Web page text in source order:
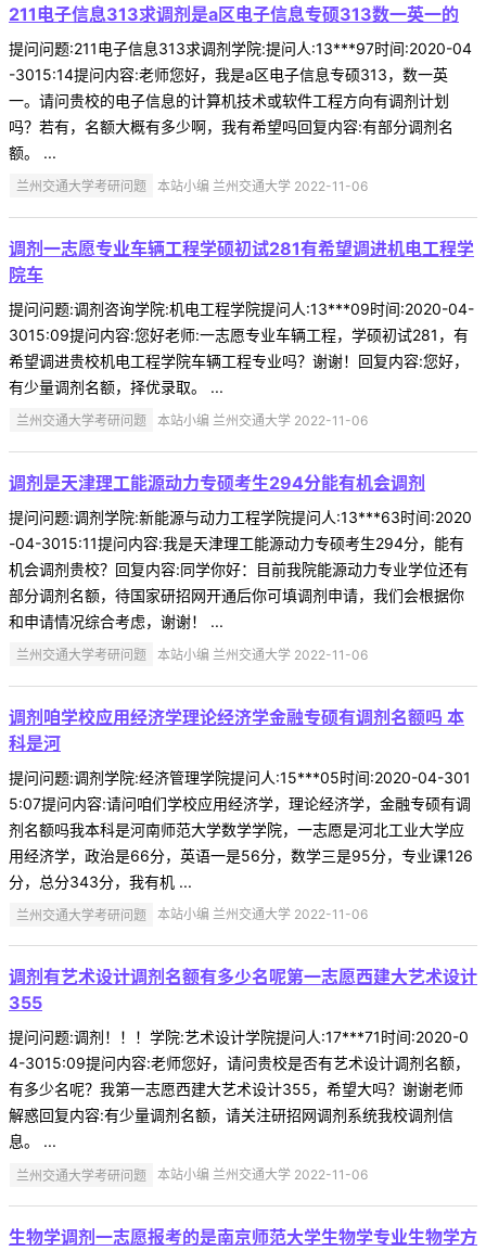
211电子信息313求调剂是a区电子信息专硕313数一英一的
提问问题:211电子信息313求调剂学院:提问人:13***97时间:2020-04
-3015:14提问内容:老师您好，我是a区电子信息专硕313，数一英
一。请问贵校的电子信息的计算机技术或软件工程方向有调剂计划
吗？若有，名额大概有多少啊，我有希望吗回复内容:有部分调剂名
额。 ...
兰州交通大学考研问题 本站小编 兰州交通大学 2022-11-06
调剂一志愿专业车辆工程学硕初试281有希望调进机电工程学
院车
提问问题:调剂咨询学院:机电工程学院提问人:13***09时间:2020-04-
3015:09提问内容:您好老师:一志愿专业车辆工程，学硕初试281，有
希望调进贵校机电工程学院车辆工程专业吗？谢谢！回复内容:您好，
有少量调剂名额，择优录取。 ...
兰州交通大学考研问题 本站小编 兰州交通大学 2022-11-06
调剂是天津理工能源动力专硕考生294分能有机会调剂
提问问题:调剂学院:新能源与动力工程学院提问人:13***63时间:2020
-04-3015:11提问内容:我是天津理工能源动力专硕考生294分，能有
机会调剂贵校？回复内容:同学你好：目前我院能源动力专业学位还有
部分调剂名额，待国家研招网开通后你可填调剂申请，我们会根据你
和申请情况综合考虑，谢谢！ ...
兰州交通大学考研问题 本站小编 兰州交通大学 2022-11-06
调剂咱学校应用经济学理论经济学金融专硕有调剂名额吗 本
科是河
提问问题:调剂学院:经济管理学院提问人:15***05时间:2020-04-301
5:07提问内容:请问咱们学校应用经济学，理论经济学，金融专硕有调
剂名额吗我本科是河南师范大学数学学院，一志愿是河北工业大学应
用经济学，政治是66分，英语一是56分，数学三是95分，专业课126
分，总分343分，我有机 ...
兰州交通大学考研问题 本站小编 兰州交通大学 2022-11-06
调剂有艺术设计调剂名额有多少名呢第一志愿西建大艺术设计
355
提问问题:调剂！！！学院:艺术设计学院提问人:17***71时间:2020-0
4-3015:09提问内容:老师您好，请问贵校是否有艺术设计调剂名额，
有多少名呢？我第一志愿西建大艺术设计355，希望大吗？谢谢老师
解惑回复内容:有少量调剂名额，请关注研招网调剂系统我校调剂信
息。 ...
兰州交通大学考研问题 本站小编 兰州交通大学 2022-11-06
生物学调剂一志愿报考的是南京师范大学生物学专业生物学方